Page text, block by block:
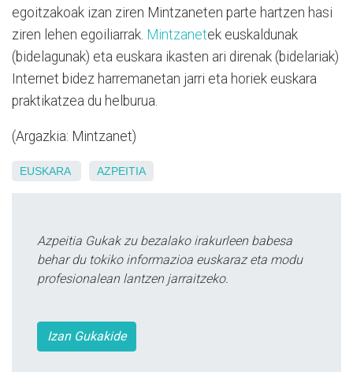
egoitzakoak izan ziren Mintzaneten parte hartzen hasi
ziren lehen egoiliarrak. Mintzanetek euskaldunak
(bidelagunak) eta euskara ikasten ari direnak (bidelariak)
Internet bidez harremanetan jarri eta horiek euskara
praktikatzea du helburua.
(Argazkia: Mintzanet)
EUSKARA AZPEITIA
Azpeitia Gukak zu bezalako irakurleen babesa
behar du tokiko informazioa euskaraz eta modu
profesionalean lantzen jarraitzeko.
Izan Gukakide